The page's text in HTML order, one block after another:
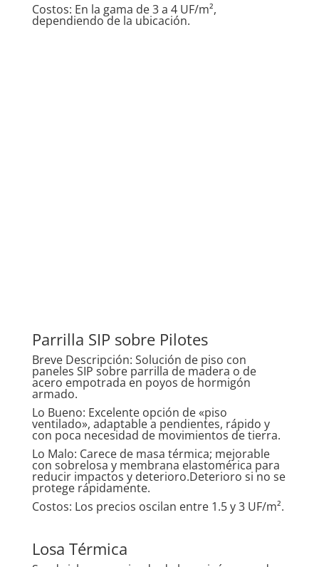
Costos: En la gama de 3 a 4 UF/m²,
dependiendo de la ubicación.
Parrilla SIP sobre Pilotes
Breve Descripción: Solución de piso con
paneles SIP sobre parrilla de madera o de
acero empotrada en poyos de hormigón
armado.
Lo Bueno: Excelente opción de «piso
ventilado», adaptable a pendientes, rápido y
con poca necesidad de movimientos de tierra.
Lo Malo: Carece de masa térmica; mejorable
con sobrelosa y membrana elastomérica para
reducir impactos y deterioro.Deterioro si no se
protege rápidamente.
Costos: Los precios oscilan entre 1.5 y 3 UF/m².
Losa Térmica